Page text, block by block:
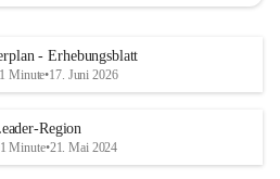
- Erhebungsblatt
Minute•17. Juni 2026
Region
Minute•21. Mai 2024